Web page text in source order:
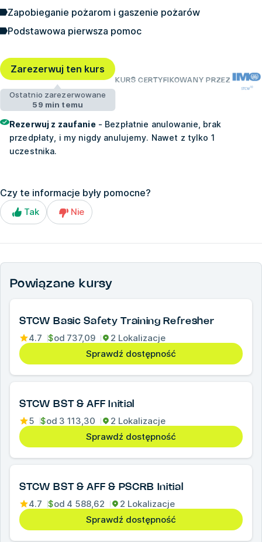
Zapobieganie pożarom i gaszenie pożarów
Podstawowa pierwsza pomoc
Zarezerwuj ten kurs
Ostatnio zarezerwowane
59 min temu
KURS CERTYFIKOWANY PRZEZ
Rezerwuj z zaufanie- Bezpłatnie anulowanie, brak
przedpłaty, i my nigdy anulujemy. Nawet z tylko 1
uczestnika.
Czy te informacje były pomocne?
Tak Nie
Powiązane kursy
STCW Basic Safety Training Refresher
4.7 $od 737,09
2 Lokalizacje
Sprawdź dostępność
STCW BST & AFF Initial
5 $od 3 113,30
2 Lokalizacje
Sprawdź dostępność
STCW BST & AFF & PSCRB Initial
4.7 $od 4 588,62
2 Lokalizacje
Sprawdź dostępność